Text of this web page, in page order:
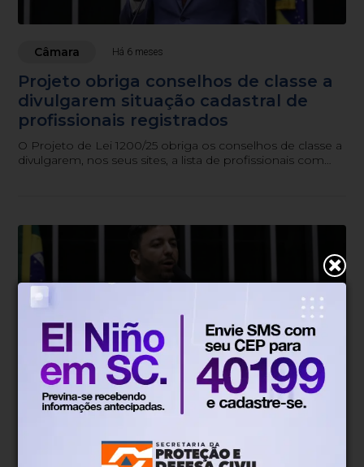
Câmara Há 6 meses
Projeto obriga conselhos de classe a
divulgarem situação cadastral de
profissionais registrados
O Projeto de Lei 1200/25 obriga os conselhos de classe a
divulgarem, nos seus sites, a lista de profissionais com
Câmara Há 6 meses
famílias de crianças com autismo no